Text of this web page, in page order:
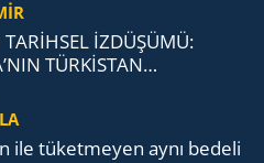
İZDÜŞÜMÜ:
TÜRKİSTAN
UZANAN MİRASI
ile tü­ket­me­yen aynı be­de­li